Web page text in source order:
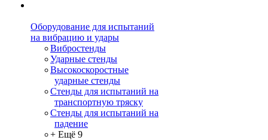
Оборудование для испытаний
на вибрацию и удары
Вибростенды
Ударные стенды
Высокоскоростные
ударные стенды
Стенды для испытаний на
транспортную тряску
Стенды для испытаний на
падение
+ Ещё 9